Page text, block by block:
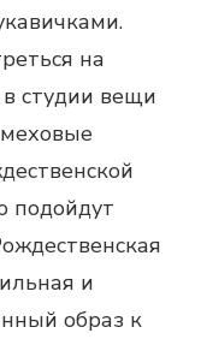
на
в студии вещи
подойдут
и
образ к